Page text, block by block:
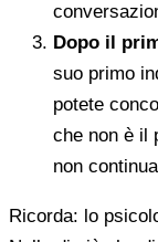
Dopo il
suo primo
potete
che non è il
non
Ricorda: lo